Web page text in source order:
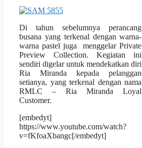
Di tahun sebelumnya perancang
busana yang terkenal dengan warna-
warna pastel juga menggelar Private
Preview Collection. Kegiatan ini
sendiri digelar untuk mendekatkan diri
Ria Miranda kepada pelanggan
setianya, yang terkenal dengan nama
RMLC – Ria Miranda Loyal
Customer.
[embedyt]
https://www.youtube.com/watch?
v=fKfoaXbangc[/embedyt]